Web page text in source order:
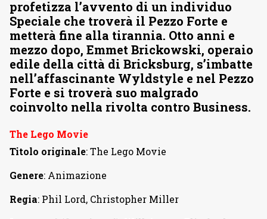
profetizza l’avvento di un individuo
Speciale che troverà il Pezzo Forte e
metterà fine alla tirannia. Otto anni e
mezzo dopo, Emmet Brickowski, operaio
edile della città di Bricksburg, s’imbatte
nell’affascinante Wyldstyle e nel Pezzo
Forte e si troverà suo malgrado
coinvolto nella rivolta contro Business.
The Lego Movie
Titolo originale: The Lego Movie
Genere: Animazione
Regia: Phil Lord, Christopher Miller